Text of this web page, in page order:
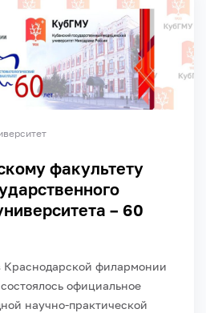
факультету
– 60
Краснодарской филармонии
официальное
научно-практической